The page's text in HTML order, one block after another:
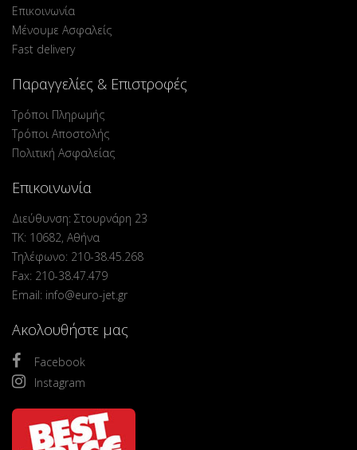
Επικοινωνία
Μένουμε Ασφαλείς
Fast delivery
Παραγγελίες & Επιστροφές
Τρόποι Πληρωμής
Τρόποι Αποστολής
Πολιτική Ασφαλείας
Επικοινωνία
Διεύθυνση: Στουρνάρη 23
ΤΚ: 10682, Αθήνα
Τηλέφωνο: 210-38.45.268
Fax: 210-38.47.479
Email: info@euro-jet.gr
Ακολουθήστε μας
Facebook
Instagram